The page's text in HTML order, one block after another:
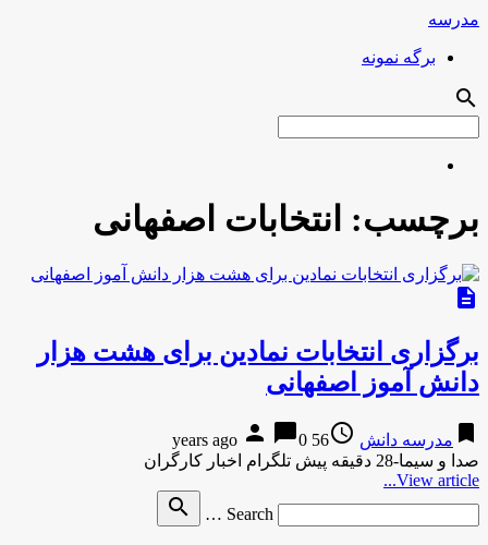
مدرسه
برگه نمونه
search
برچسب: انتخابات اصفهانی
description
برگزاری انتخابات نمادین برای هشت هزار
دانش آموز اصفهانی
bookmark مدرسه دانش access_time
56 years ago
person chat_bubble0
صدا و سیما-28 دقیقه پیش تلگرام اخبار کارگران
View article...
Search …
search